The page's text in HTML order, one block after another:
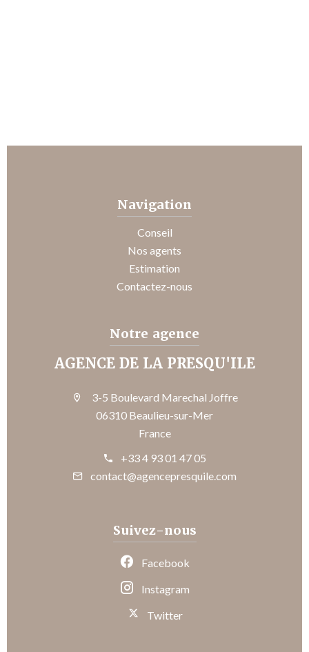
Navigation
Conseil
Nos agents
Estimation
Contactez-nous
Notre agence
AGENCE DE LA PRESQU'ILE
3-5 Boulevard Marechal Joffre
06310 Beaulieu-sur-Mer
France
+33 4 93 01 47 05
contact@agencepresquile.com
Suivez-nous
Facebook
Instagram
Twitter